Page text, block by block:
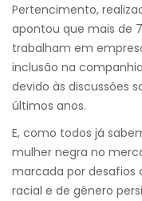
Pertencimento,
apontou que mais de
trabalham em
inclusão na
devido às discussões
últimos anos.
E, como todos já
mulher negra no
marcada por desafios
racial e de gênero